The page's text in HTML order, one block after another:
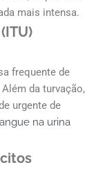
mais intensa.
frequente de
da turvação,
urgente de
na urina